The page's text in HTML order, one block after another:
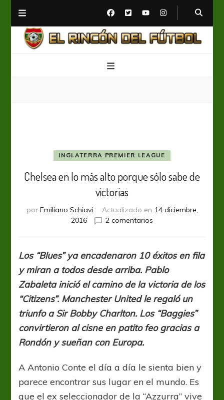
INGLATERRA PREMIER LEAGUE
Chelsea en lo más alto porque sólo sabe de
victorias
por Emiliano Schiavi Actualizado en 14 diciembre,
2016
2 comentarios
lo
más
alto
porque
sabe
de
victorias
Los “Blues” ya encadenaron 10 éxitos en fila
y miran a todos desde arriba. Pablo
Zabaleta inició el camino de la victoria de los
“Citizens”. Manchester United le regaló un
triunfo a Sir Bobby Charlton. Los “Baggies”
convirtieron al cisne en patito feo gracias a
Rondón y sueñan con Europa.
A Antonio Conte el día a día le sienta bien y
parece encontrar sus lugar en el mundo. Es
que el ex seleccionador de la “Azzurra” vive